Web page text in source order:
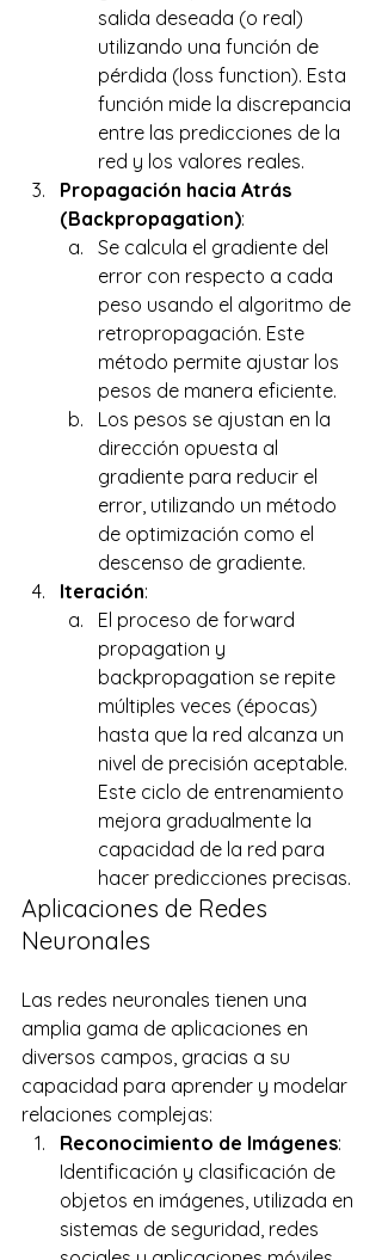
salida deseada (o real)
utilizando una función de
pérdida (loss function). Esta
función mide la discrepancia
entre las predicciones de la
red y los valores reales.
Propagación hacia Atrás
(Backpropagation):
Se calcula el gradiente del
error con respecto a cada
peso usando el algoritmo de
retropropagación. Este
método permite ajustar los
pesos de manera eficiente.
Los pesos se ajustan en la
dirección opuesta al
gradiente para reducir el
error, utilizando un método
de optimización como el
descenso de gradiente.
Iteración:
El proceso de forward
propagation y
backpropagation se repite
múltiples veces (épocas)
hasta que la red alcanza un
nivel de precisión aceptable.
Este ciclo de entrenamiento
mejora gradualmente la
capacidad de la red para
hacer predicciones precisas.
Aplicaciones de Redes
Neuronales
Las redes neuronales tienen una
amplia gama de aplicaciones en
diversos campos, gracias a su
capacidad para aprender y modelar
relaciones complejas:
Reconocimiento de Imágenes:
Identificación y clasificación de
objetos en imágenes, utilizada en
sistemas de seguridad, redes